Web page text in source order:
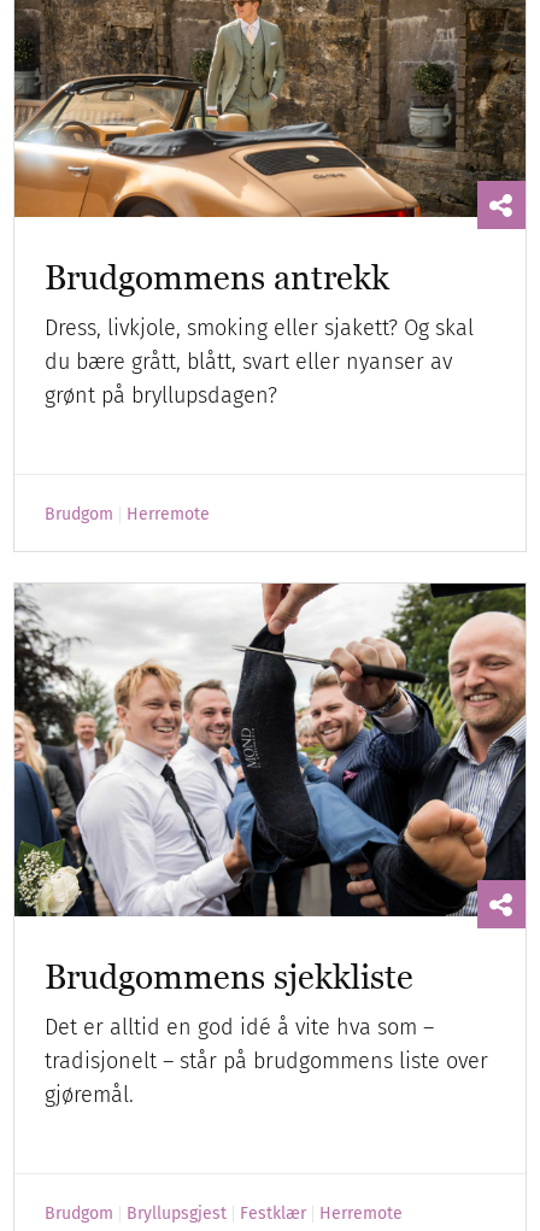
Brudgommens antrekk
Dress, livkjole, smoking eller sjakett? Og skal
du bære grått, blått, svart eller nyanser av
grønt på bryllupsdagen?
Brudgom Herremote
Brudgommens sjekkliste
Det er alltid en god idé å vite hva som –
tradisjonelt – står på brudgommens liste over
gjøremål.
Brudgom Bryllupsgjest Festklær Herremote